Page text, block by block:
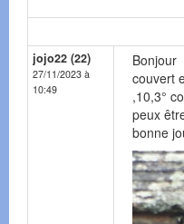
jojo22 (22)
27/11/2023 à
10:49
Bonjour
couvert
,10,3°
peux
bonne